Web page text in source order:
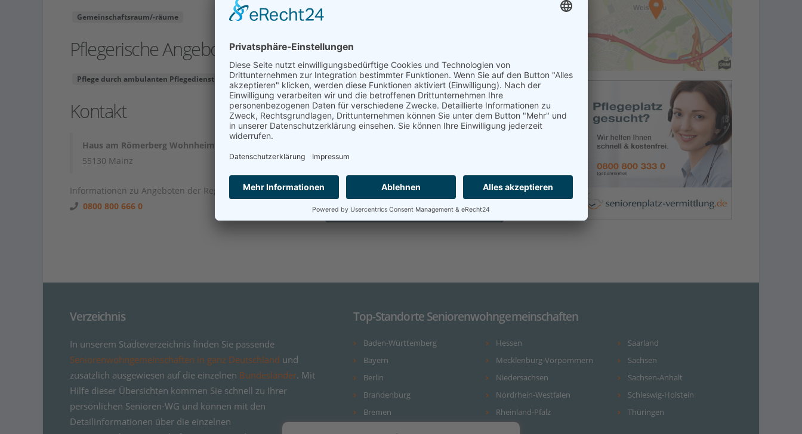
Gemeinschaftsraum/-räume
Pflegerische Angebote
Pflege durch ambulanten Pflegedienst Demenzpflege
Kontakt
Haus am Römerberg Wohnheim mit Pflegestation
55130 Mainz
Informationen zu Angeboten der Region unter
0800 800 666 0
Seniorenwohngemeinschaften und freien Zimmern in der
Region. Kompakt!
ANFRAGE AN EINRICHTUNGEN DER REGION
Verzeichnis
In unserem Städteverzeichnis finden Sie passende
Seniorenwohngemeinschaften in ganz Deutschland und
zusätzlich ausgewiesen auf die einzelnen Bundesländer. Mit
Hilfe dieser Übersichten kommen Sie schnell zu Ihrer
persönlichen Senioren-WG und können mit den
Detailinformationen über die einzelnen
Top-Standorte Seniorenwohngemeinschaften
Baden-Württemberg
Bayern
Berlin
Brandenburg
Bremen
Hessen
Mecklenburg-Vorpommern
Niedersachsen
Nordrhein-Westfalen
Rheinland-Pfalz
Saarland
Sachsen
Sachsen-Anhalt
Schleswig-Holstein
Thüringen